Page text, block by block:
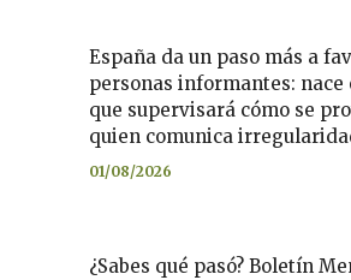
España da un paso más a
personas informantes: nace
que supervisará cómo se
quien comunica
01/08/2026
¿Sabes qué pasó? Boletín